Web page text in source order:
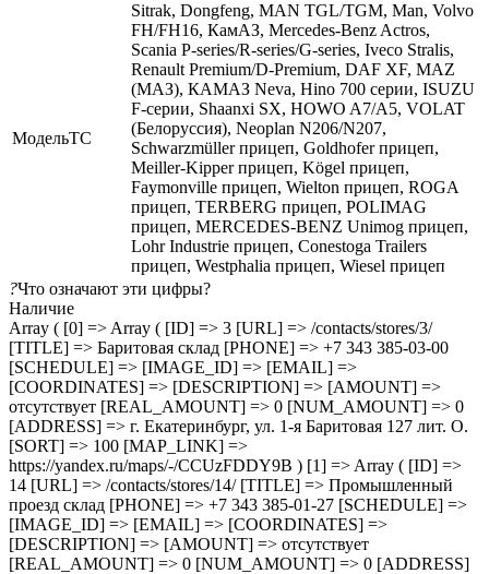
МодельТС
Sitrak, Dongfeng, MAN TGL/TGM, Man, Volvo
FH/FH16, КамАЗ, Mercedes-Benz Actros,
Scania P-series/R-series/G-series, Iveco Stralis,
Renault Premium/D-Premium, DAF XF, MAZ
(МАЗ), КАМАЗ Neva, Hino 700 серии, ISUZU
F-серии, Shaanxi SX, HOWO A7/A5, VOLAT
(Белоруссия), Neoplan N206/N207,
Schwarzmüller прицеп, Goldhofer прицеп,
Meiller-Kipper прицеп, Kögel прицеп,
Faymonville прицеп, Wielton прицеп, ROGA
прицеп, TERBERG прицеп, POLIMAG
прицеп, MERCEDES-BENZ Unimog прицеп,
Lohr Industrie прицеп, Conestoga Trailers
прицеп, Westphalia прицеп, Wiesel прицеп
?Что означают эти цифры?
Наличие
Array ( [0] => Array ( [ID] => 3 [URL] => /contacts/stores/3/
[TITLE] => Баритовая склад [PHONE] => +7 343 385-03-00
[SCHEDULE] => [IMAGE_ID] => [EMAIL] =>
[COORDINATES] => [DESCRIPTION] => [AMOUNT] =>
отсутствует [REAL_AMOUNT] => 0 [NUM_AMOUNT] => 0
[ADDRESS] => г. Екатеринбург, ул. 1-я Баритовая 127 лит. О.
[SORT] => 100 [MAP_LINK] =>
https://yandex.ru/maps/-/CCUzFDDY9B ) [1] => Array ( [ID] =>
14 [URL] => /contacts/stores/14/ [TITLE] => Промышленный
проезд cклад [PHONE] => +7 343 385-01-27 [SCHEDULE] =>
[IMAGE_ID] => [EMAIL] => [COORDINATES] =>
[DESCRIPTION] => [AMOUNT] => отсутствует
[REAL_AMOUNT] => 0 [NUM_AMOUNT] => 0 [ADDRESS]